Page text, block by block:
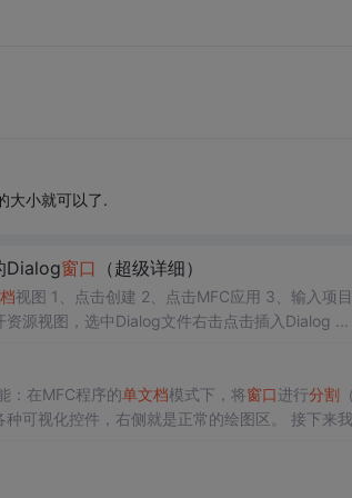
大小就可以了.
Dialog窗口 （超级详细）
视图 1、点击创建 2、点击MFC应用 3、输入项目名称
：在MFC程序的单文档模式下，将窗口进行分割
可视化控件，右侧就是正常的绘图区。 接下来